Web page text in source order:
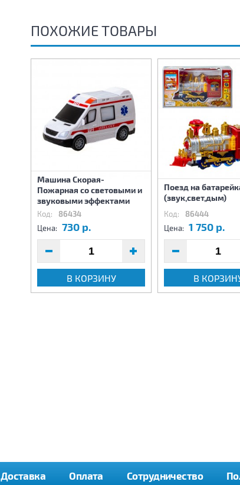
ПОХОЖИЕ ТОВАРЫ
Машина Скорая-
Пожарная со световыми и
звуковыми эффектами
Код: 86434
Цена: 730 р.
В КОРЗИНУ
Поезд на
(звук,свет,дым)
Код: 86444
Цена: 1 750 р.
В
Доставка Оплата Сотрудничество